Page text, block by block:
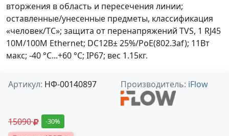
вторжения в область и пересечения линии;
оставленные/унесенные предметы, классификация
«человек/ТС»; защита от перенапряжений TVS, 1 RJ45
10M/100M Ethernet; DC12В± 25%/PoE(802.3af); 11Вт
макс; -40 °C...+60 °C; IP67; вес 1.15кг.
Артикул: НФ-00140897 Производитель: iFlow
15090 -30%